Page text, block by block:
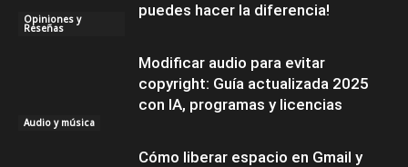
Opiniones y
Reseñas
puedes hacer la diferencia!
Audio y música
Modificar audio para evitar
copyright: Guía actualizada 2025
con IA, programas y licencias
Cómo liberar espacio en Gmail y